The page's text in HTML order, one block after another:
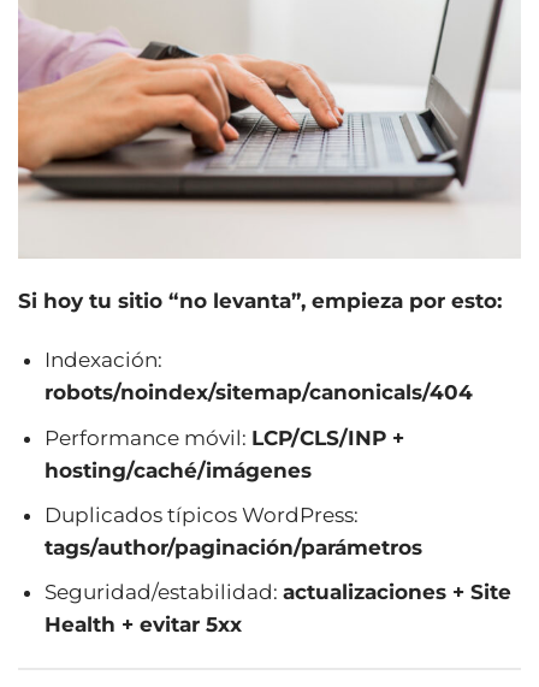
Si hoy tu sitio “no levanta”, empieza por esto:
Indexación:
robots/noindex/sitemap/canonicals/404
Performance móvil: LCP/CLS/INP +
hosting/caché/imágenes
Duplicados típicos WordPress:
tags/author/paginación/parámetros
Seguridad/estabilidad:actualizaciones + Site
Health + evitar 5xx